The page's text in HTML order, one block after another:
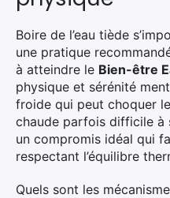
Boire de l’eau tiède
une pratique
à atteindre le Bien-être
physique et sérénité
froide qui peut choquer
chaude parfois difficile à
un compromis idéal qui
respectant l’équilibre
Quels sont les